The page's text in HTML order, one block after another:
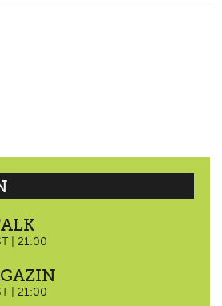
| 21:00
| 21:00